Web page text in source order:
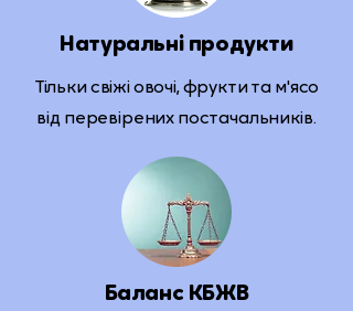
Натуральні продукти
Тільки свіжі овочі, фрукти та м'ясо
від перевірених постачальників.
Баланс КБЖВ